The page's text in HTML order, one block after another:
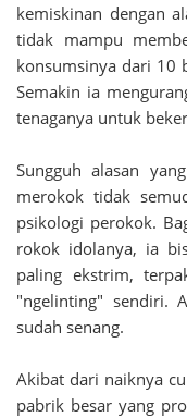
kemiskinan dengan
tidak mampu
konsumsinya dari 10
Semakin ia
tenaganya untuk
Sungguh alasan
merokok tidak
psikologi perokok.
rokok idolanya, ia
paling ekstrim,
"ngelinting" sendiri.
sudah senang.
Akibat dari naiknya
pabrik besar yang